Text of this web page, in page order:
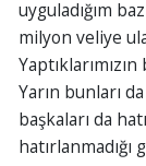
uyguladığım
milyon veliye
Yarın bunları
başkaları da
hatırlanmadığı